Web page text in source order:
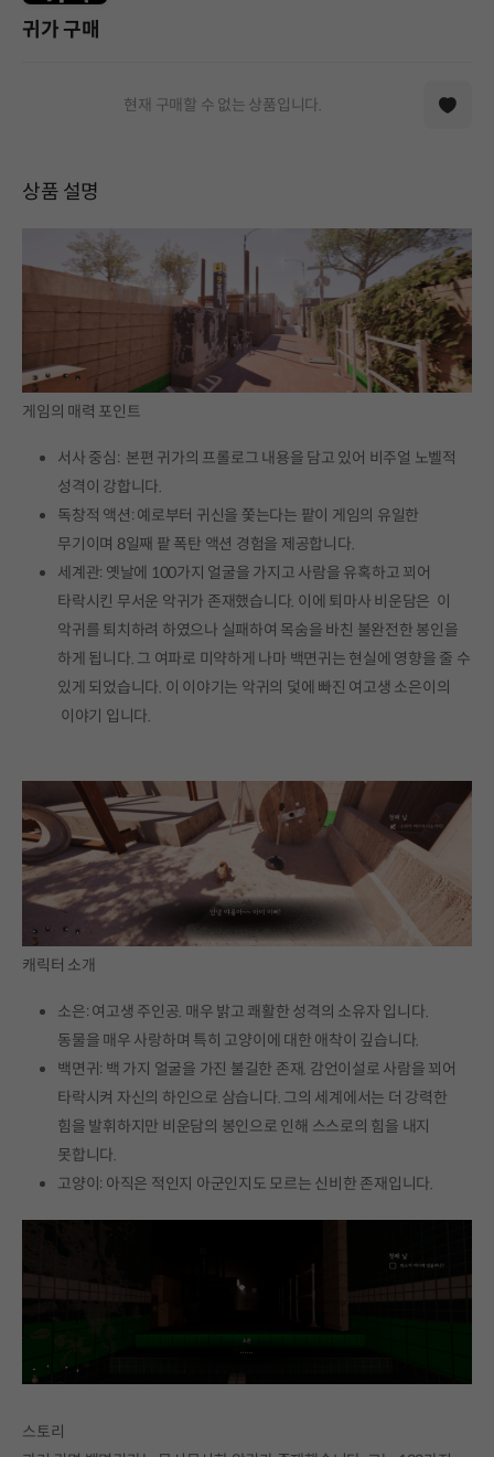
귀가 구매
현재 구매할 수 없는 상품입니다.
상품 설명
게임의 매력 포인트
서사 중심: 본편 귀가의 프롤로그 내용을 담고 있어 비주얼 노벨적
성격이 강합니다.
독창적 액션: 예로부터 귀신을 쫓는다는 팥이 게임의 유일한
무기이며 8일째 팥 폭탄 액션 경험을 제공합니다.
세계관: 옛날에 100가지 얼굴을 가지고 사람을 유혹하고 꾀어
타락시킨 무서운 악귀가 존재했습니다. 이에 퇴마사 비운담은 이
악귀를 퇴치하려 하였으나 실패하여 목숨을 바친 불완전한 봉인을
하게 됩니다. 그 여파로 미약하게 나마 백면귀는 현실에 영향을 줄 수
있게 되었습니다. 이 이야기는 악귀의 덫에 빠진 여고생 소은이의
이야기 입니다.
캐릭터 소개
소은: 여고생 주인공. 매우 밝고 쾌활한 성격의 소유자 입니다.
동물을 매우 사랑하며 특히 고양이에 대한 애착이 깊습니다.
백면귀: 백 가지 얼굴을 가진 불길한 존재. 감언이설로 사람을 꾀어
타락시켜 자신의 하인으로 삼습니다. 그의 세계에서는 더 강력한
힘을 발휘하지만 비운담의 봉인으로 인해 스스로의 힘을 내지
못합니다.
고양이: 아직은 적인지 아군인지도 모르는 신비한 존재입니다.
스토리